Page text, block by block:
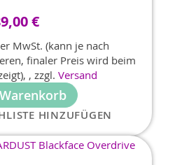
volume knob and pick
€
MwSt. (kann je nach
finaler Preis wird beim
, zzgl. Versand
HINZUFÜGEN